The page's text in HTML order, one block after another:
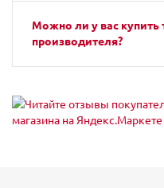
Можно ли у вас купить
производителя?